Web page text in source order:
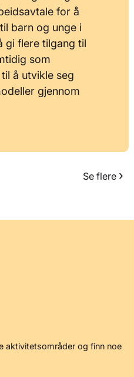
for å
barn og unge i
gi flere tilgang til
som
å utvikle seg
gjennom
Se flere ›
aktivitetsområder og finn noe